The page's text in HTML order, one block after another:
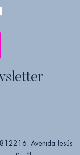
Avenida Jesús